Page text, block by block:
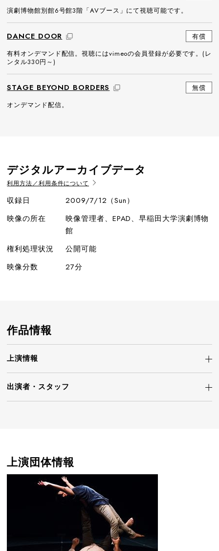
演劇博物館別館6号館3階「AVブース」にて視聴可能です。
DANCE DOOR
有償
有料オンデマンド配信。視聴にはvimeoの会員登録が必要です。(レ
ンタル330円～)
STAGE BEYOND BORDERS
無償
オンデマンド配信。
デジタルアーカイブデータ
利用方法／利用条件について
収録日
2009/7/12（Sun）
映像の所在
映像管理者、EPAD、早稲田大学演劇博物
館
権利処理状況
公開可能
映像分数
27分
作品情報
上演情報
出演者・ スタッフ
上演団体情報